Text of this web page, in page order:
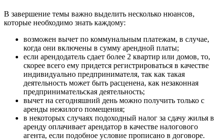
В завершение темы важно выделить несколько нюансов,
которые необходимо знать каждому:
возможен вычет по коммунальным платежам, в случае,
когда они включены в сумму арендной платы;
если арендодатель сдает более 2 квартир или домов, то,
скорее всего ему придется регистрироваться в качестве
индивидуально предпринимателя, так как такая
деятельность может быть расценена, как незаконная
предпринимательская деятельность;
вычет на сегодняшний день можно получить только с
аренды нежилого помещения;
в некоторых случаях подоходный налог за сдачу жилья в
аренду оплачивает арендатор в качестве налогового
агента, если подобное условие прописано в договоре.